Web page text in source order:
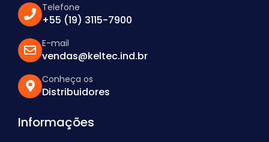
Telefone
+55 (19) 3115-7900
E-mail
vendas@keltec.ind.br
Conheça os
Distribuidores
Informações